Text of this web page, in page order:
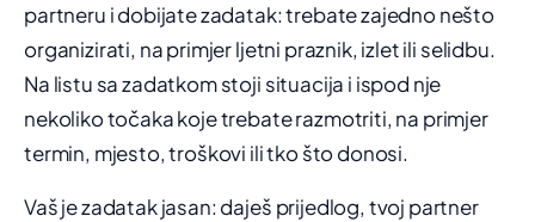
partneru i dobijate zadatak: trebate zajedno nešto
organizirati, na primjer ljetni praznik, izlet ili selidbu.
Na listu sa zadatkom stoji situacija i ispod nje
nekoliko točaka koje trebate razmotriti, na primjer
termin, mjesto, troškovi ili tko što donosi.
Vaš je zadatak jasan: daješ prijedlog, tvoj partner